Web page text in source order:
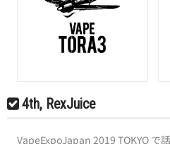
4th, RexJuice
VapeExpoJapan 2019 TOKYO で話